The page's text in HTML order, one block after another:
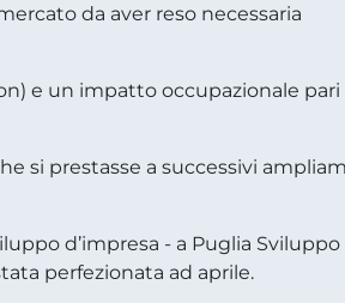
da aver reso necessaria
e un impatto occupazionale pari
si prestasse a successivi
d’impresa - a Puglia Sviluppo
perfezionata ad aprile.